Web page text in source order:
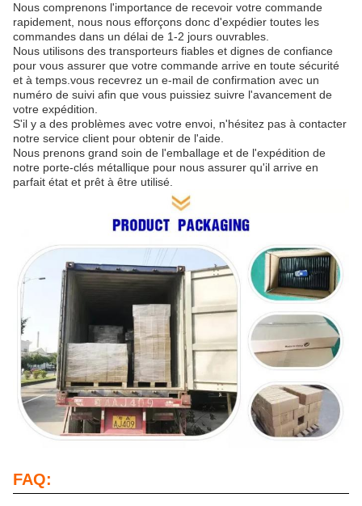
Nous comprenons l'importance de recevoir votre commande
rapidement, nous nous efforçons donc d'expédier toutes les
commandes dans un délai de 1-2 jours ouvrables.
Nous utilisons des transporteurs fiables et dignes de confiance
pour vous assurer que votre commande arrive en toute sécurité
et à temps.vous recevrez un e-mail de confirmation avec un
numéro de suivi afin que vous puissiez suivre l'avancement de
votre expédition.
S'il y a des problèmes avec votre envoi, n'hésitez pas à contacter
notre service client pour obtenir de l'aide.
Nous prenons grand soin de l'emballage et de l'expédition de
notre porte-clés métallique pour nous assurer qu'il arrive en
parfait état et prêt à être utilisé.
FAQ: